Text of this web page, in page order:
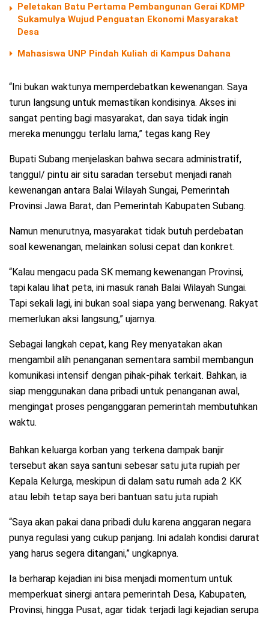
Peletakan Batu Pertama Pembangunan Gerai KDMP
Sukamulya Wujud Penguatan Ekonomi Masyarakat
Desa
Mahasiswa UNP Pindah Kuliah di Kampus Dahana
“Ini bukan waktunya memperdebatkan kewenangan. Saya
turun langsung untuk memastikan kondisinya. Akses ini
sangat penting bagi masyarakat, dan saya tidak ingin
mereka menunggu terlalu lama,” tegas kang Rey
Bupati Subang menjelaskan bahwa secara administratif,
tanggul/ pintu air situ saradan tersebut menjadi ranah
kewenangan antara Balai Wilayah Sungai, Pemerintah
Provinsi Jawa Barat, dan Pemerintah Kabupaten Subang.
Namun menurutnya, masyarakat tidak butuh perdebatan
soal kewenangan, melainkan solusi cepat dan konkret.
“Kalau mengacu pada SK memang kewenangan Provinsi,
tapi kalau lihat peta, ini masuk ranah Balai Wilayah Sungai.
Tapi sekali lagi, ini bukan soal siapa yang berwenang. Rakyat
memerlukan aksi langsung,” ujarnya.
Sebagai langkah cepat, kang Rey menyatakan akan
mengambil alih penanganan sementara sambil membangun
komunikasi intensif dengan pihak-pihak terkait. Bahkan, ia
siap menggunakan dana pribadi untuk penanganan awal,
mengingat proses penganggaran pemerintah membutuhkan
waktu.
Bahkan keluarga korban yang terkena dampak banjir
tersebut akan saya santuni sebesar satu juta rupiah per
Kepala Kelurga, meskipun di dalam satu rumah ada 2 KK
atau lebih tetap saya beri bantuan satu juta rupiah
“Saya akan pakai dana pribadi dulu karena anggaran negara
punya regulasi yang cukup panjang. Ini adalah kondisi darurat
yang harus segera ditangani,” ungkapnya.
Ia berharap kejadian ini bisa menjadi momentum untuk
memperkuat sinergi antara pemerintah Desa, Kabupaten,
Provinsi, hingga Pusat, agar tidak terjadi lagi kejadian serupa